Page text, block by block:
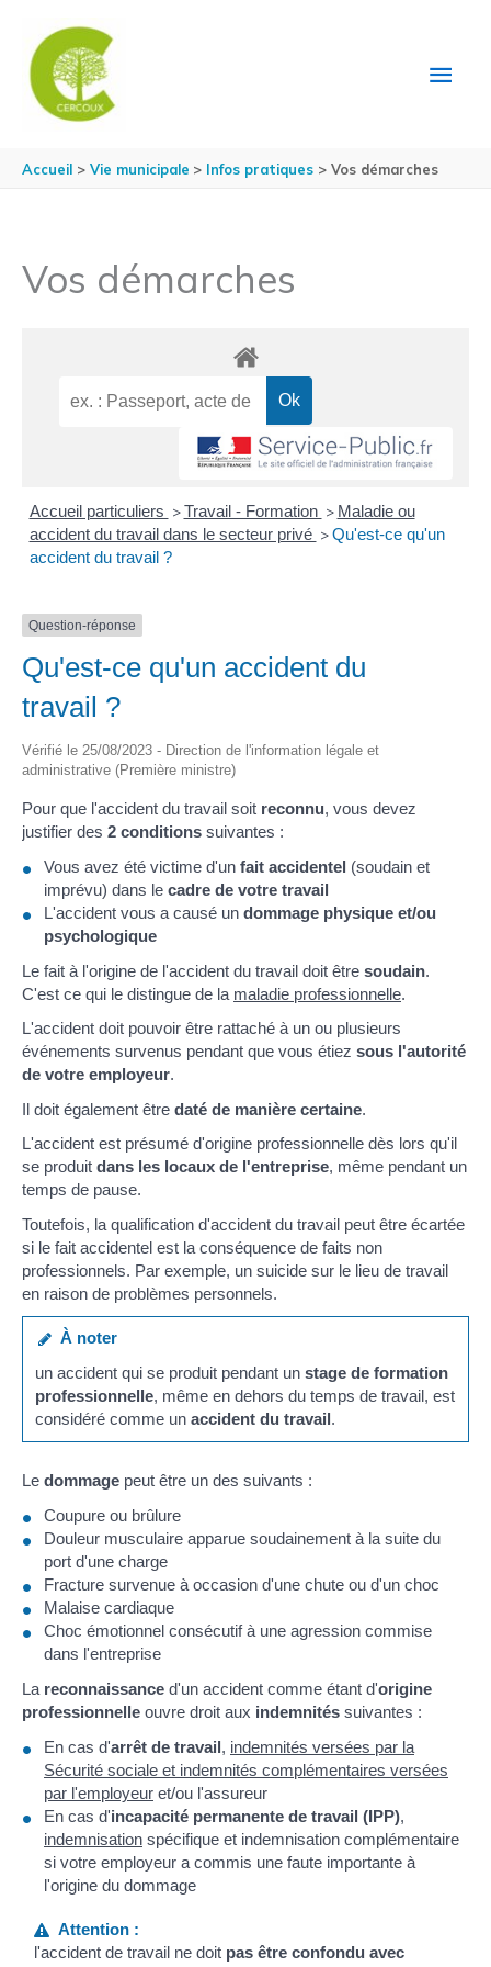
Accueil Vie municipale Infos pratiques Vos démarches
Vos démarches
Accueil particuliers > Travail - Formation > Maladie ou
accident du travail dans le secteur privé > Qu'est-ce qu'un
accident du travail ?
Question-réponse
Qu'est-ce qu'un accident du
travail ?
Vérifié le 25/08/2023 - Direction de l'information légale et
administrative (Première ministre)
Pour que l'accident du travail soit reconnu, vous devez
justifier des 2 conditions suivantes :
Vous avez été victime d'un fait accidentel (soudain et
imprévu) dans le cadre de votre travail
L'accident vous a causé un dommage physique et/ou
psychologique
Le fait à l'origine de l'accident du travail doit être soudain.
C'est ce qui le distingue de la maladie professionnelle.
L'accident doit pouvoir être rattaché à un ou plusieurs
événements survenus pendant que vous étiez sous l'autorité
de votre employeur.
Il doit également être daté de manière certaine.
L'accident est présumé d'origine professionnelle dès lors qu'il
se produit dans les locaux de l'entreprise, même pendant un
temps de pause.
Toutefois, la qualification d'accident du travail peut être écartée
si le fait accidentel est la conséquence de faits non
professionnels. Par exemple, un suicide sur le lieu de travail
en raison de problèmes personnels.
À noter
un accident qui se produit pendant unstage de formation
professionnelle, même en dehors du temps de travail, est
considéré comme unaccident du travail.
Le dommage peut être un des suivants :
Coupure ou brûlure
Douleur musculaire apparue soudainement à la suite du
port d'une charge
Fracture survenue à occasion d'une chute ou d'un choc
Malaise cardiaque
Choc émotionnel consécutif à une agression commise
dans l'entreprise
La reconnaissance d'un accident comme étant d'origine
professionnelle ouvre droit aux indemnités suivantes :
En cas d'arrêt de travail, indemnités versées par la
Sécurité sociale et indemnités complémentaires versées
par l'employeur et/ou l'assureur
En cas d'incapacité permanente de travail (IPP),
indemnisation spécifique et indemnisation complémentaire
si votre employeur a commis une faute importante à
l'origine du dommage
Attention :
l'accident de travail ne doit pas être confondu avec